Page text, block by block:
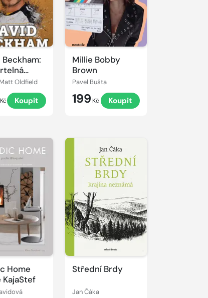
Beckham:
Oldfield
Kč Koupit
Millie Bobby
Brown
Pavel Bušta
199 Kč Koupit
Home
KajaStef
Střední Brdy
Jan Čáka